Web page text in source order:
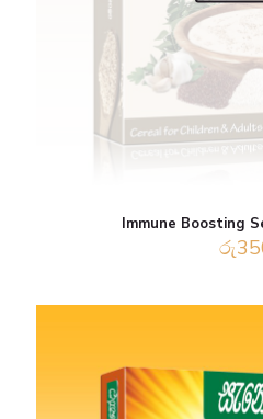
Immune Boosting
රු